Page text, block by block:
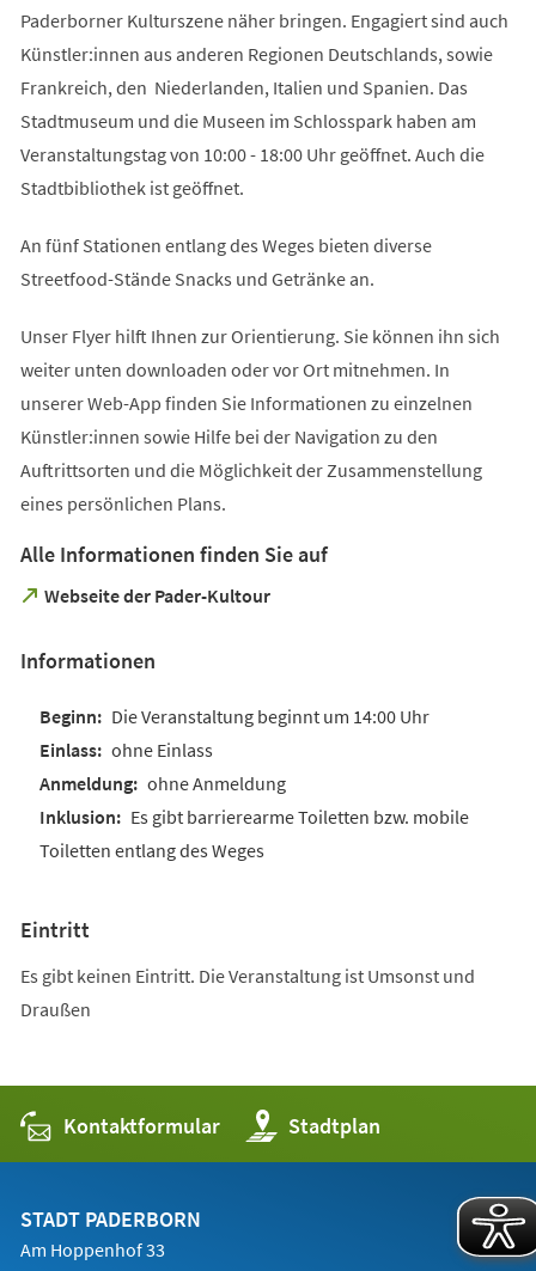
Paderborner Kulturszene näher bringen. Engagiert sind auch
Künstler:innen aus anderen Regionen Deutschlands, sowie
Frankreich, den Niederlanden, Italien und Spanien. Das
Stadtmuseum und die Museen im Schlosspark haben am
Veranstaltungstag von 10:00 - 18:00 Uhr geöffnet. Auch die
Stadtbibliothek ist geöffnet.
An fünf Stationen entlang des Weges bieten diverse
Streetfood-Stände Snacks und Getränke an.
Unser Flyer hilft Ihnen zur Orientierung. Sie können ihn sich
weiter unten downloaden oder vor Ort mitnehmen. In
unserer Web-App finden Sie Informationen zu einzelnen
Künstler:innen sowie Hilfe bei der Navigation zu den
Auftrittsorten und die Möglichkeit der Zusammenstellung
eines persönlichen Plans.
Alle Informationen finden Sie auf
Webseite der Pader-Kultour
(Öffnet
neuen
Informationen
Die Veranstaltung beginnt um 14:00 Uhr
ohne Einlass
ohne Anmeldung
Es gibt barrierearme Toiletten bzw. mobile
Toiletten entlang des Weges
Eintritt
Es gibt keinen Eintritt. Die Veranstaltung ist Umsonst und
Draußen
Kontaktformular Stadtplan
(Öffnet
in
einem
STADT PADERBORN
Am Hoppenhof 33